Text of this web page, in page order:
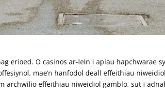
erioed. O casinos ar-lein i apiau hapchwarae
mae’n hanfodol deall effeithiau
archwilio effeithiau niweidiol gamblo, sut i